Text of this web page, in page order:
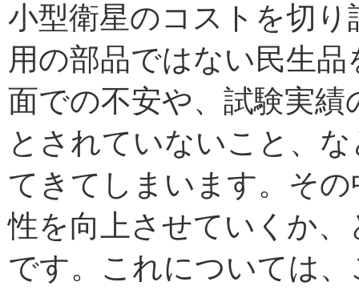
小型衛星のコストを切
用の部品ではない民生
面での不安や、試験実
とされていないこと、
てきてしまいます。そ
性を向上させていくか
です。これについては